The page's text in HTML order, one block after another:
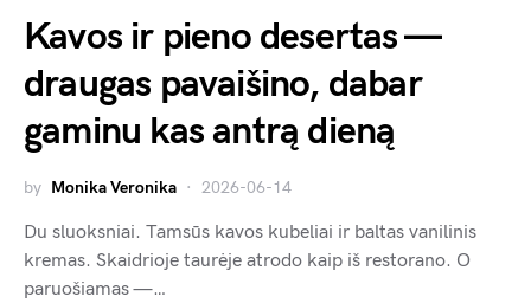
Kavos ir pieno desertas —
draugas pavaišino, dabar
gaminu kas antrą dieną
by Monika Veronika 2026-06-14
Du sluoksniai. Tamsūs kavos kubeliai ir baltas vanilinis
kremas. Skaidrioje taurėje atrodo kaip iš restorano. O
paruošiamas —…